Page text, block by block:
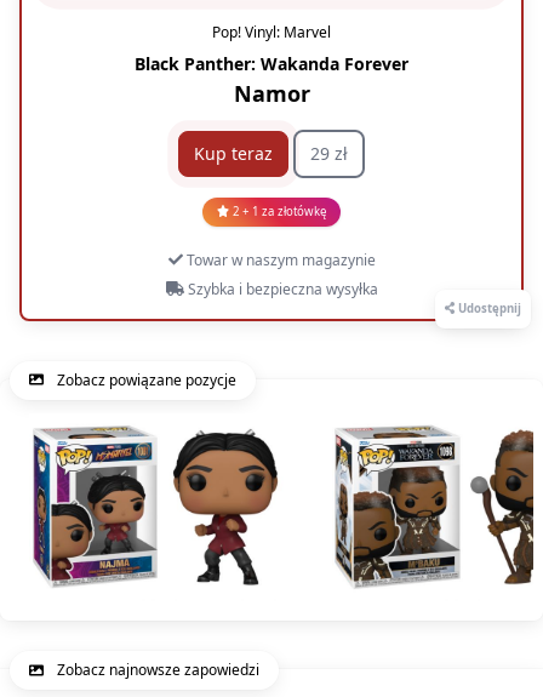
Udostępnij
Pop! Vinyl: Marvel
Black Panther: Wakanda Forever
Namor
Kup teraz 29 zł
2 + 1 za złotówkę
Towar w naszym magazynie
Szybka i bezpieczna wysyłka
Zobacz powiązane pozycje
Zobacz najnowsze zapowiedzi